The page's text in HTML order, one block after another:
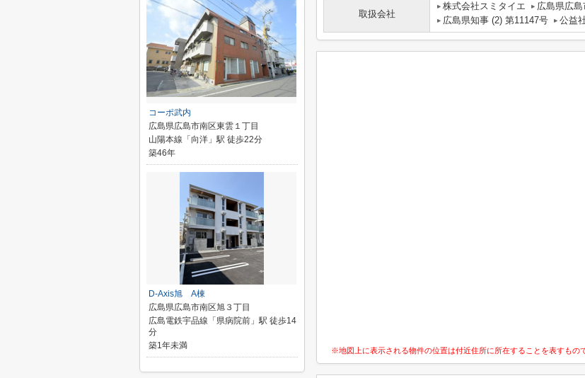
取扱会社
株式会社スミタイエ 広島県広
広島県知事 (2) 第11147号
公益
※地図上に表示される物件の位置は付近住所に所在することを表すもの
コーポ武内
広島県広島市南区東雲１丁目
山陽本線「向洋」駅 徒歩22分
築46年
D-Axis旭 A棟
広島県広島市南区旭３丁目
広島電鉄宇品線「県病院前」駅 徒歩14
分
築1年未満